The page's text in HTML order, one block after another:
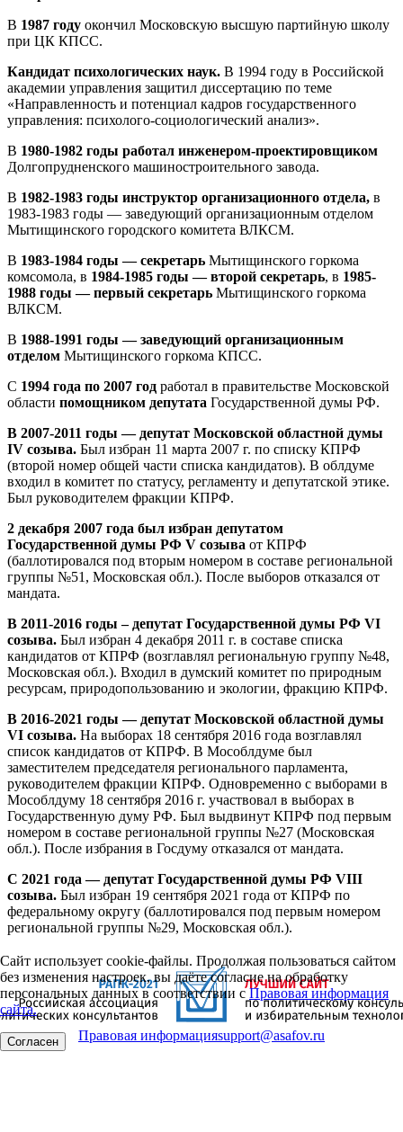
В 1987 году окончил Московскую высшую партийную школу
при ЦК КПСС.
Кандидат психологических наук. В 1994 году в Российской
академии управления защитил диссертацию по теме
«Направленность и потенциал кадров государственного
управления: психолого-социологический анализ».
В 1980-1982 годы работал инженером-проектировщиком
Долгопрудненского машиностроительного завода.
В 1982-1983 годы инструктор организационного отдела, в
1983-1983 годы — заведующий организационным отделом
Мытищинского городского комитета ВЛКСМ.
В 1983-1984 годы — секретарь Мытищинского горкома
комсомола, в 1984-1985 годы — второй секретарь, в 1985-
1988 годы — первый секретарь Мытищинского горкома
ВЛКСМ.
В 1988-1991 годы — заведующий организационным
отделом Мытищинского горкома КПСС.
С 1994 года по 2007 год работал в правительстве Московской
области помощником депутата Государственной думы РФ.
В 2007-2011 годы — депутат Московской областной думы
IV созыва. Был избран 11 марта 2007 г. по списку КПРФ
(второй номер общей части списка кандидатов). В облдуме
входил в комитет по статусу, регламенту и депутатской этике.
Был руководителем фракции КПРФ.
2 декабря 2007 года был избран депутатом
Государственной думы РФ V созыва от КПРФ
(баллотировался под вторым номером в составе региональной
группы №51, Московская обл.). После выборов отказался от
мандата.
В 2011-2016 годы – депутат Государственной думы РФ VI
созыва. Был избран 4 декабря 2011 г. в составе списка
кандидатов от КПРФ (возглавлял региональную группу №48,
Московская обл.). Входил в думский комитет по природным
ресурсам, природопользованию и экологии, фракцию КПРФ.
В 2016-2021 годы — депутат Московской областной думы
VI созыва. На выборах 18 сентября 2016 года возглавлял
список кандидатов от КПРФ. В Мособлдуме был
заместителем председателя регионального парламента,
руководителем фракции КПРФ. Одновременно с выборами в
Мособлдуму 18 сентября 2016 г. участвовал в выборах в
Государственную думу РФ. Был выдвинут КПРФ под первым
номером в составе региональной группы №27 (Московская
обл.). После избрания в Госдуму отказался от мандата.
С 2021 года — депутат Государственной думы РФ VIII
созыва. Был избран 19 сентября 2021 года от КПРФ по
федеральному округу (баллотировался под первым номером
региональной группы №29, Московская обл.).
Сайт использует cookie-файлы. Продолжая пользоваться сайтом
без изменения настроек, вы даёте согласие на обработку
персональных данных в соответствии сПравовая информация
сайта.
Согласен Правовая информацияsupport@asafov.ru